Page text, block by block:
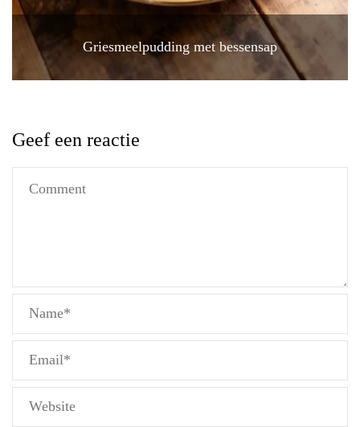
Griesmeelpudding met bessensap
Geef een reactie